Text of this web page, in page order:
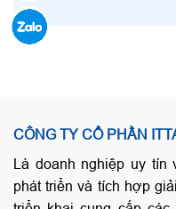
CÔNG TY CỔ PHẦN
Là doanh nghiệp uy tín
phát triển và tích hợp